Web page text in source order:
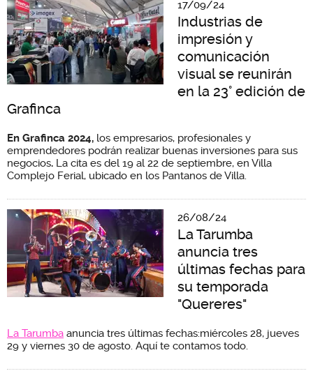
17/09/24
Industrias de
impresión y
comunicación
visual se reunirán
en la 23° edición de
Grafinca
En Grafinca 2024, los empresarios, profesionales y
emprendedores podrán realizar buenas inversiones para sus
negocios. La cita es del 19 al 22 de septiembre, en Villa
Complejo Ferial, ubicado en los Pantanos de Villa.
26/08/24
La Tarumba
anuncia tres
últimas fechas para
su temporada
"Quereres"
La Tarumba anuncia tres últimas fechas:miércoles 28, jueves
29 y viernes 30 de agosto. Aquí te contamos todo.